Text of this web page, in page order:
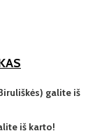
galite iš
iš karto!